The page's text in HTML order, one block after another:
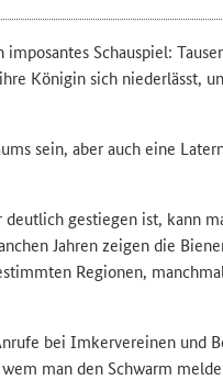
Schauspiel:
Königin sich niederlässt,
sein, aber auch eine
gestiegen ist, kann
Jahren zeigen die
Regionen,
bei Imkervereinen und
man den Schwarm